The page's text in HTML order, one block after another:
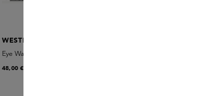
WESTMAN ATELIER
Eye Want You Le Brun Clean
48,00 €